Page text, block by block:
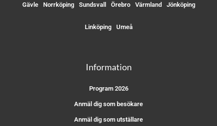
Gävle Norrköping Sundsvall Örebro Värmland Jönköping
Linköping Umeå
Information
Program 2026
Anmäl dig som besökare
Anmäl dig som utställare